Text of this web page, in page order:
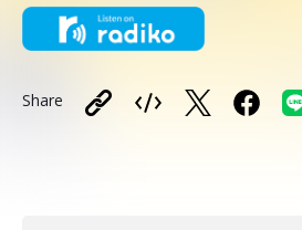
Share